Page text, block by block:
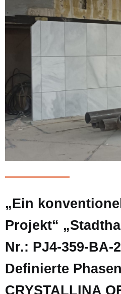
„Ein
Projekt“
Nr.: PJ4-359-BA-
Definierte
CRYSTALLINA